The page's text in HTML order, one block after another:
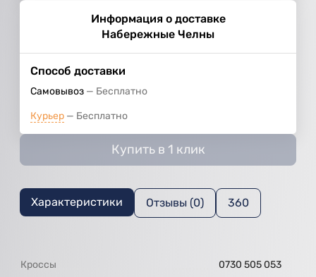
Информация о доставке
Набережные Челны
Способ доставки
Самовывоз Бесплатно
Курьер Бесплатно
Купить в 1 клик
Характеристики Отзывы (0) 360
Кроссы 0730 505 053